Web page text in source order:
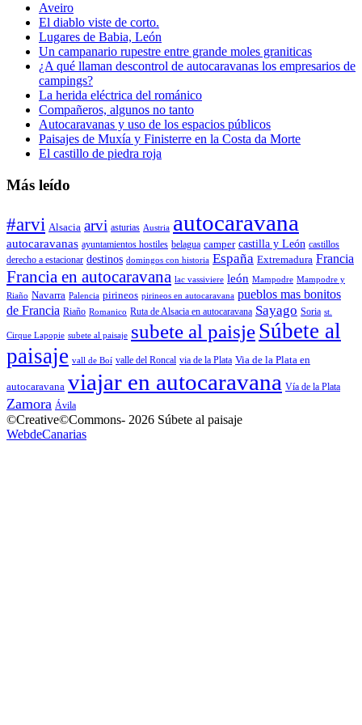
Aveiro
El diablo viste de corto.
Lugares de Babia, León
Un campanario rupestre entre grande moles graniticas
¿A qué llaman descontrol de autocaravanas los empresarios de
campings?
La herida eléctrica del románico
Compañeros, algunos no tanto
Autocaravanas y uso de los espacios públicos
Paisajes de Muxía y Finisterre en la Costa da Morte
El castillo de piedra roja
Más leído
#arvi Alsacia arvi asturias Austria autocaravana
autocaravanas ayuntamientos hostiles belagua camper castilla y León castillos
derecho a estacionar destinos domingos con historia España Extremadura Francia
Francia en autocaravana lac vassiviere león Mampodre Mampodre y
Riaño Navarra Palencia pirineos pirineos en autocaravana pueblos mas bonitos
de Francia Riaño Romanico Ruta de Alsacia en autocaravana Sayago Soria st.
Cirque Lapopie subete al paisaje subete al paisjeSúbete al
paisaje vall de Boí valle del Roncal via de la Plata Via de la Plata en
autocaravana viajar en autocaravana Vía de la Plata
Zamora Ávila
©Creative©Commons- 2026 Súbete al paisaje
WebdeCanarias